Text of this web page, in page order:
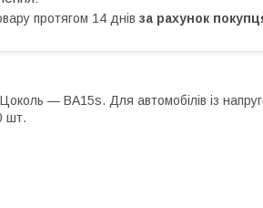
протягом 14 днів за рахунок
— BA15s. Для автомобілів із
шт.